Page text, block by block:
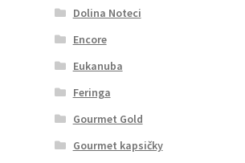
Dolina Noteci
Encore
Eukanuba
Feringa
Gourmet Gold
Gourmet kapsičky